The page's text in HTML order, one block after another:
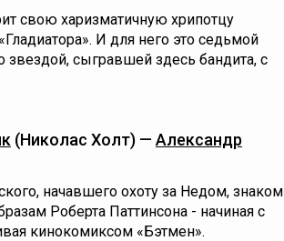
свою харизматичную хрипотцу
И для него это седьмой
сыгравшей здесь бандита, с
(Николас Холт) — Александр
начавшего охоту за Недом, знаком
Роберта Паттинсона - начиная с
кинокомиксом «Бэтмен».